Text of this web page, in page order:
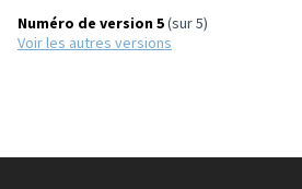
Numéro de version 5(sur 5)
voir les autres versions